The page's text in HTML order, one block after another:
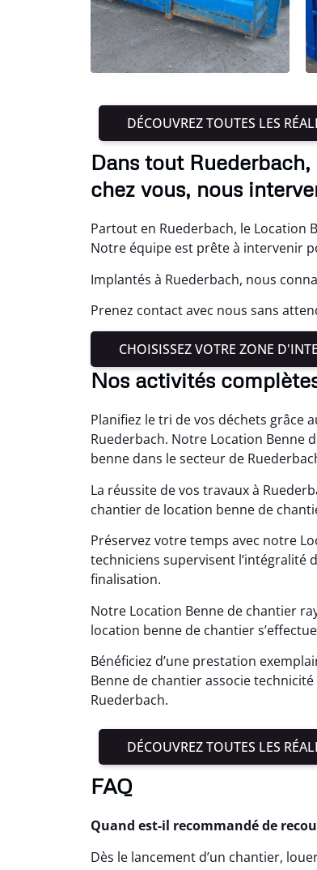
DÉCOUVREZ TOUTES LES
Dans tout
chez vous, nous
Partout en Ruederbach, le Location
Notre équipe est prête à intervenir
Implantés à Ruederbach, nous
Prenez contact avec nous sans
CHOISISSEZ VOTRE ZONE
Nos activités
Planifiez le tri de vos déchets grâce
Ruederbach. Notre Location Benne
benne dans le secteur de
La réussite de vos travaux à
chantier de location benne de
Préservez votre temps avec notre
techniciens supervisent l’intégralité
finalisation.
Notre Location Benne de chantier
location benne de chantier
Bénéficiez d’une prestation
Benne de chantier associe
Ruederbach.
DÉCOUVREZ TOUTES LES
FAQ
Quand est-il recommandé de
Dès le lancement d’un chantier,